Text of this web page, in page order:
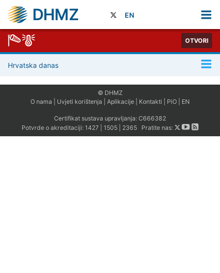
DHMZ EN
OTVORI
Hrvatska danas
© DHMZ
O nama
Uvjeti korištenja Aplikacije Kontakti PiO EN
Certifikat sustava upravljanja: C666382
Potvrde o akreditaciji: 1427| 1505| 2365Pratite nas: